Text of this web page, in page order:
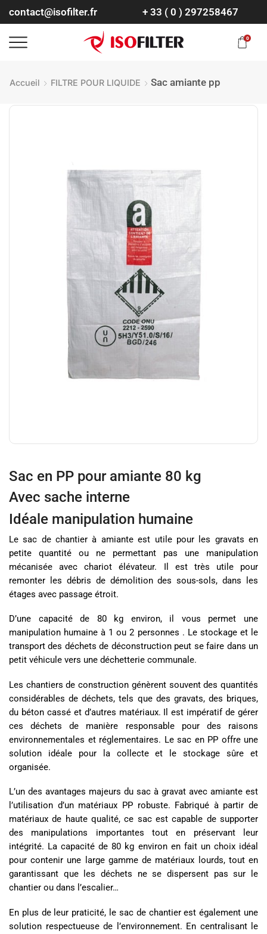
contact@isofilter.fr + 33 ( 0 ) 297258467
0
Accueil FILTRE POUR LIQUIDE Sac amiante pp
Sac en PP pour amiante 80 kg
Avec sache interne
Idéale manipulation humaine
Le sac de chantier à amiante est utile pour les gravats en
petite quantité ou ne permettant pas une manipulation
mécanisée avec chariot élévateur. Il est très utile pour
remonter les débris de démolition des sous-sols, dans les
étages avec passage étroit.
D’une capacité de 80 kg environ, il vous permet une
manipulation humaine à 1 ou 2 personnes . Le stockage et le
transport des déchets de déconstruction peut se faire dans un
petit véhicule vers une déchetterie communale.
Les chantiers de construction génèrent souvent des quantités
considérables de déchets, tels que des gravats, des briques,
du béton cassé et d’autres matériaux. Il est impératif de gérer
ces déchets de manière responsable pour des raisons
environnementales et réglementaires. Le sac en PP offre une
solution idéale pour la collecte et le stockage sûre et
organisée.
L’un des avantages majeurs du sac à gravat avec amiante est
l’utilisation d’un matériaux PP robuste. Fabriqué à partir de
matériaux de haute qualité, ce sac est capable de supporter
des manipulations importantes tout en préservant leur
intégrité. La capacité de 80 kg environ en fait un choix idéal
pour contenir une large gamme de matériaux lourds, tout en
garantissant que les déchets ne se dispersent pas sur le
chantier ou dans l’escalier…
En plus de leur praticité, le sac de chantier est également une
solution respectueuse de l’environnement. En centralisant le